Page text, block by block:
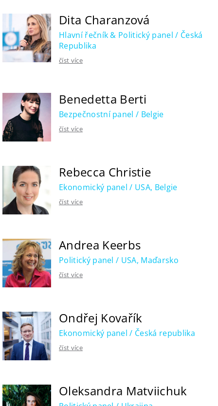
Dita Charanzová
Hlavní řečník & Politický panel / Česká
Republika
číst více
Benedetta Berti
Bezpečnostní panel / Belgie
číst více
Rebecca Christie
Ekonomický panel / USA, Belgie
číst více
Andrea Keerbs
Politický panel / USA, Maďarsko
číst více
Ondřej Kovařík
Ekonomický panel / Česká republika
číst více
Oleksandra Matviichuk